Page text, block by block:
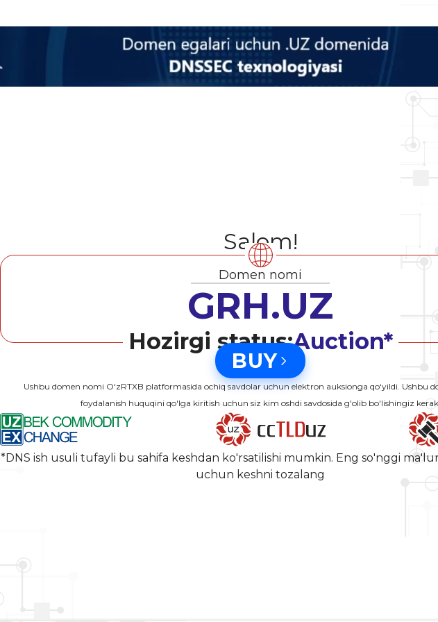
Salom!
Domen nomi
GRH.UZ
Hozirgi status:Auction*
BUY
Ushbu domen nomi O‘zRTXB platformasida ochiq savdolar uchun elektron auksionga qo‘yildi. Ushbu
foydalanish huquqini qo'lga kiritish uchun siz kim oshdi savdosida g'olib bo'lishingiz
*DNS ish usuli tufayli bu sahifa keshdan ko'rsatilishi mumkin. Eng so'nggi
uchun keshni tozalang